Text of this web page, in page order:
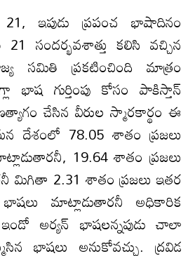
ఇపుడు ప్రపంచ భాషాదినం
21 సందర్భవశాత్తు కలిసి వచ్చిన
సమితి ప్రకటించింది మాత్రం
భాష గుర్తింపు కోసం పాకిస్తాన్‌
చేసిన వీరుల స్మారకార్థం ఈ
దేశంలో 78.05 శాతం ప్రజలు
19.64 శాతం ప్రజలు
మిగితా 2.31 శాతం ప్రజలు ఇతర
భాషలు మాట్లాడుతారనీ అధికారిక
ఇండో అర్యన్‌ భాషలన్నపుడు చాలా
భాషలు అనుకోవచ్చు. ద్రవిడ